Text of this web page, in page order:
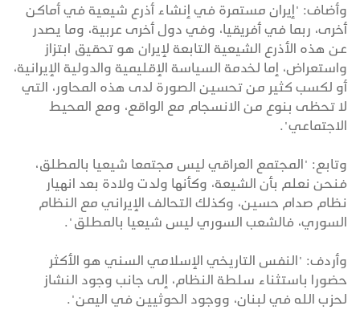
وأضاف: "إيران مستمرة في إنشاء أذرع شيعية في أماكن
أخرى، ربما في أفريقيا، وفي دول أخرى عربية، وما يصدر
عن هذه الأذرع الشيعية التابعة لإيران هو تحقيق ابتزاز
واستعراض، إما لخدمة السياسة الإقليمية والدولية الإيرانية،
أو لكسب كثير من تحسين الصورة لدى هذه المحاور، التي
لا تحظى بنوع من الانسجام مع الواقع، ومع المحيط
الاجتماعي".
وتابع: "المجتمع العراقي ليس مجتمعا شيعيا بالمطلق،
فنحن نعلم بأن الشيعة، وكأنها ولدت ولادة بعد انهيار
نظام صدام حسين، وكذلك التحالف الإيراني مع النظام
السوري، فالشعب السوري ليس شيعيا بالمطلق".
وأردف: "النفس التاريخي الإسلامي السني هو الأكثر
حضورا باستثناء سلطة النظام، إلى جانب وجود النشاز
لحزب الله في لبنان، ووجود الحوثيين في اليمن".